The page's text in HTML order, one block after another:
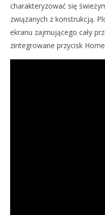
charakteryzować się
związanych z konstrukcją.
ekranu zajmującego cały
zintegrowane przycisk